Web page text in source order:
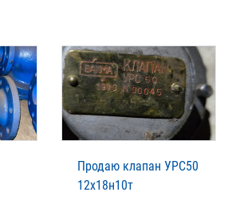
Продаю клапан УРС50
12х18н10т